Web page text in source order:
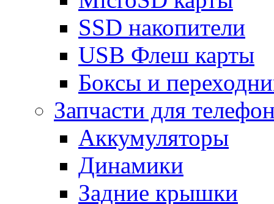
SSD накопители
USB Флеш карты
Боксы и
Запчасти для
Аккумуляторы
Динамики
Задние крышки